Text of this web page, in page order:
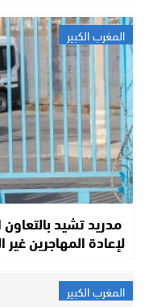
المغرب الكبير
مدريد تشيد
لإعادة المهاجرين
المغرب الكبير